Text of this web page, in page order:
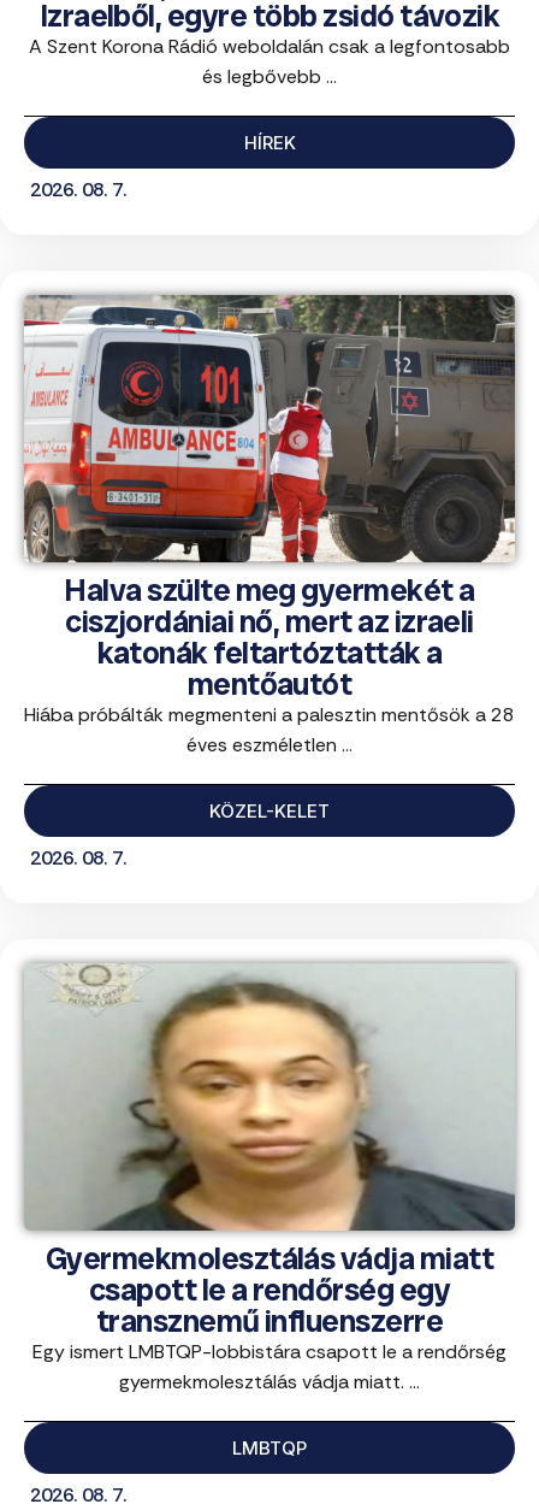
Izraelből, egyre több zsidó távozik
A Szent Korona Rádió weboldalán csak a legfontosabb
és legbővebb ...
HÍREK
2026. 08. 7.
Halva szülte meg gyermekét a
ciszjordániai nő, mert az izraeli
katonák feltartóztatták a
mentőautót
Hiába próbálták megmenteni a palesztin mentősök a 28
éves eszméletlen ...
KÖZEL-KELET
2026. 08. 7.
Gyermekmolesztálás vádja miatt
csapott le a rendőrség egy
transznemű influenszerre
Egy ismert LMBTQP-lobbistára csapott le a rendőrség
gyermekmolesztálás vádja miatt. ...
LMBTQP
2026. 08. 7.